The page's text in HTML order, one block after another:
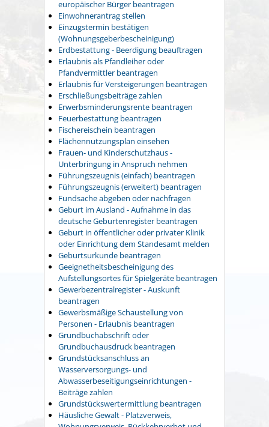
europäischer Bürger beantragen
Einwohnerantrag stellen
Einzugstermin bestätigen
(Wohnungsgeberbescheinigung)
Erdbestattung - Beerdigung beauftragen
Erlaubnis als Pfandleiher oder
Pfandvermittler beantragen
Erlaubnis für Versteigerungen beantragen
Erschließungsbeiträge zahlen
Erwerbsminderungsrente beantragen
Feuerbestattung beantragen
Fischereischein beantragen
Flächennutzungsplan einsehen
Frauen- und Kinderschutzhaus -
Unterbringung in Anspruch nehmen
Führungszeugnis (einfach) beantragen
Führungszeugnis (erweitert) beantragen
Fundsache abgeben oder nachfragen
Geburt im Ausland - Aufnahme in das
deutsche Geburtenregister beantragen
Geburt in öffentlicher oder privater Klinik
oder Einrichtung dem Standesamt melden
Geburtsurkunde beantragen
Geeignetheitsbescheinigung des
Aufstellungsortes für Spielgeräte beantragen
Gewerbezentralregister - Auskunft
beantragen
Gewerbsmäßige Schaustellung von
Personen - Erlaubnis beantragen
Grundbuchabschrift oder
Grundbuchausdruck beantragen
Grundstücksanschluss an
Wasserversorgungs- und
Abwasserbeseitigungseinrichtungen -
Beiträge zahlen
Grundstückswertermittlung beantragen
Häusliche Gewalt - Platzverweis,